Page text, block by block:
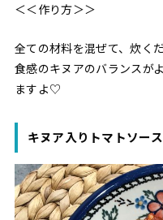
＜＜作り方＞＞
全ての材料を混ぜて、炊く
食感のキヌアのバランスが
ますよ♡
キヌア入りトマトソー